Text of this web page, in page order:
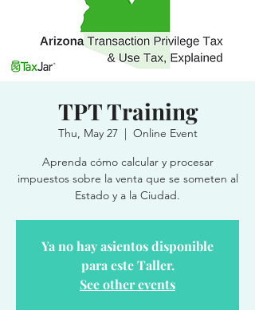
TPT Training
Thu, May 27
  |
Online Event
Aprenda cómo calcular y procesar
impuestos sobre la venta que se someten al
Estado y a la Ciudad.
Ya no hay asientos disponible
para este Taller.
See other events